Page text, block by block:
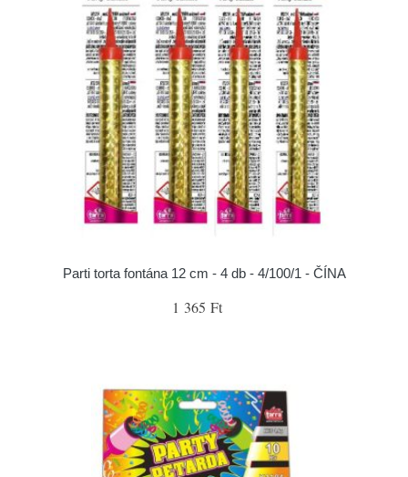
Parti torta fontána 12 cm - 4 db - 4/100/1 - ČÍNA
1 365 Ft